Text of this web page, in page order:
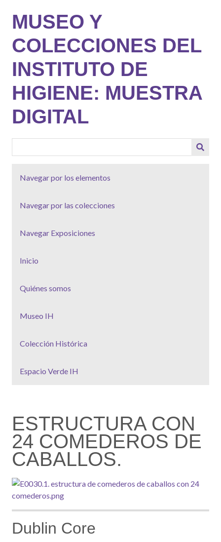
contenido
principal
MUSEO Y
COLECCIONES DEL
INSTITUTO DE
HIGIENE: MUESTRA
DIGITAL
Navegar por los elementos
Navegar por las colecciones
Navegar Exposiciones
Inicio
Quiénes somos
Museo IH
Colección Histórica
Espacio Verde IH
ESTRUCTURA CON
24 COMEDEROS DE
CABALLOS.
Dublin Core